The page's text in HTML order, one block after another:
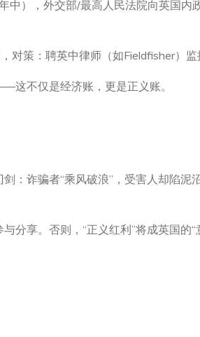
中），外交部/最高人民法院向英国
对策：聘英中律师（如Fieldfisher）
这不仅是经济账，更是正义账。
：诈骗者“乘风破浪”，受害人却陷
分享。否则，“正义红利”将成英国的“